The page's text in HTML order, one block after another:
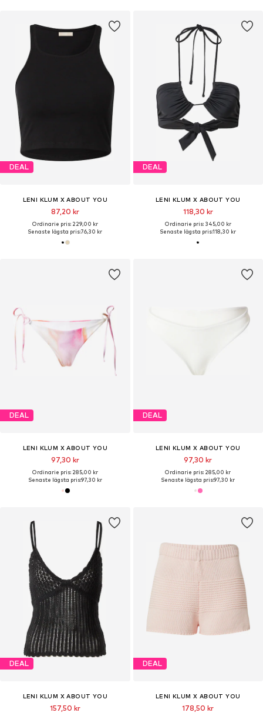
DEAL
LENI KLUM X ABOUT YOU
87,20 kr
Ordinarie pris: 229,00 kr
Senaste lägsta pris:76,30 kr
DEAL
LENI KLUM X ABOUT YOU
118,30 kr
Ordinarie pris: 345,00 kr
Senaste lägsta pris:118,30 kr
DEAL
LENI KLUM X ABOUT YOU
97,30 kr
Ordinarie pris: 285,00 kr
Senaste lägsta pris:97,30 kr
DEAL
LENI KLUM X ABOUT YOU
97,30 kr
Ordinarie pris: 285,00 kr
Senaste lägsta pris:97,30 kr
DEAL
LENI KLUM X ABOUT YOU
157,50 kr
DEAL
LENI KLUM X ABOUT YOU
178,50 kr